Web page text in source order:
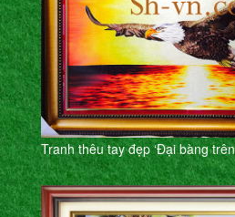
Tranh thêu tay đẹp ‘Đại bàng